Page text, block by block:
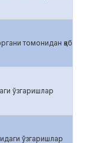
томонидан қабул
ўзгаришлар
ўзгаришлар